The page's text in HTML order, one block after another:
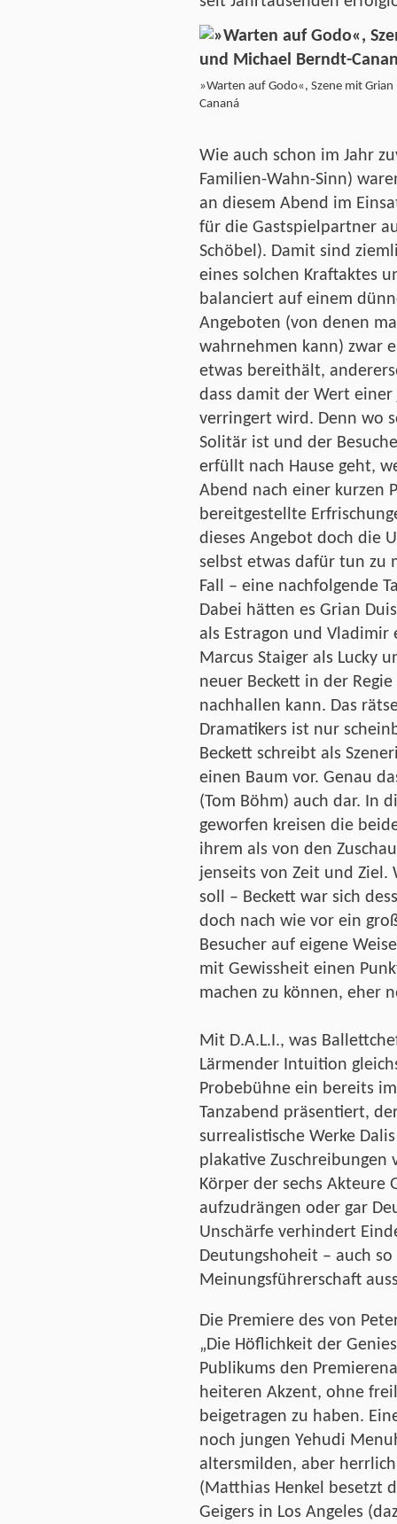
»Warten auf Godo«, Szene mit
Cananá
Wie auch schon im Jahr
Familien-Wahn-Sinn)
an diesem Abend im
für die Gastspielpartner
Schöbel). Damit sind
eines solchen Kraftaktes
balanciert auf einem
Angeboten (von denen
wahrnehmen kann) zwar
etwas bereithält,
dass damit der Wert
verringert wird. Denn wo
Solitär ist und der
erfüllt nach Hause geht,
Abend nach einer kurzen
bereitgestellte
dieses Angebot doch die
selbst etwas dafür tun zu
Fall – eine nachfolgende
Dabei hätten es Grian
als Estragon und Vladimir
Marcus Staiger als Lucky
neuer Beckett in der
nachhallen kann. Das
Dramatikers ist nur
Beckett schreibt als
einen Baum vor. Genau
(Tom Böhm) auch dar. In
geworfen kreisen die
ihrem als von den
jenseits von Zeit und Ziel.
soll – Beckett war sich
doch nach wie vor ein
Besucher auf eigene
mit Gewissheit einen
machen zu können, eher
Mit D.A.L.I., was
Lärmender Intuition
Probebühne ein bereits
Tanzabend präsentiert,
surrealistische Werke
plakative Zuschreibungen
Körper der sechs Akteure
aufzudrängen oder gar
Unschärfe verhindert
Deutungshoheit – auch
Meinungsführerschaft
Die Premiere des von
„Die Höflichkeit der
Publikums den
heiteren Akzent, ohne
beigetragen zu haben.
noch jungen Yehudi
altersmilden, aber
(Matthias Henkel besetzt
Geigers in Los Angeles